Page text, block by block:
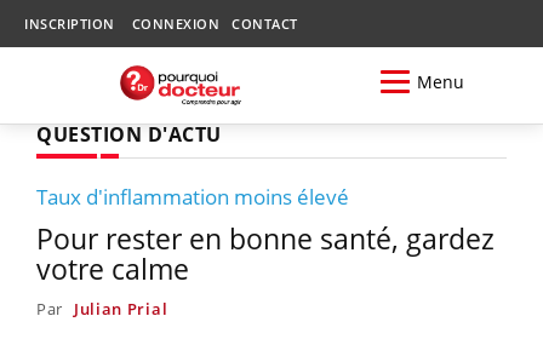
INSCRIPTION CONNEXION CONTACT
Menu
QUESTION D'ACTU
Taux d'inflammation moins élevé
Pour rester en bonne santé, gardez
votre calme
Par Julian Prial